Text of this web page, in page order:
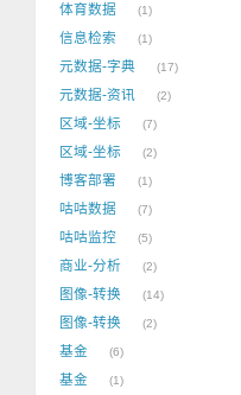
体育数据 1
信息检索 1
元数据-字典 17
元数据-资讯 2
区域-坐标 7
区域-坐标 2
博客部署 1
咕咕数据 7
咕咕监控 5
商业-分析 2
图像-转换 14
图像-转换 2
基金 6
基金 1